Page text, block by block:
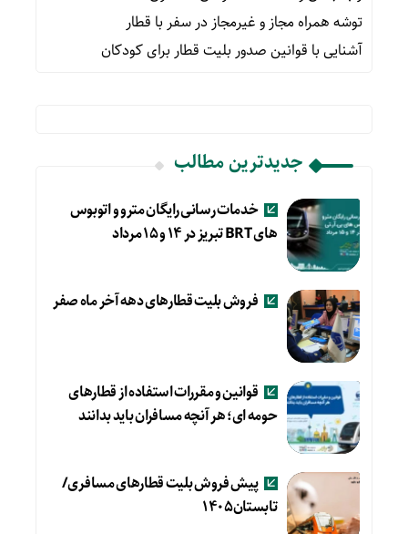
توشه همراه مجاز و غیرمجاز در سفر با قطار
آشنایی با قوانین صدور بلیت قطار برای کودکان
جدیدترین مطالب
خدمات رسانی رایگان مترو و اتوبوس
های BRT تبریز در ۱۴ و ۱۵ مرداد
فروش بلیت قطارهای دهه آخر ماه صفر
قوانین و مقررات استفاده از قطارهای
حومه ای؛ هر آنچه مسافران باید بدانند
پیش فروش بلیت قطارهای مسافری/
تابستان۱۴۰۵